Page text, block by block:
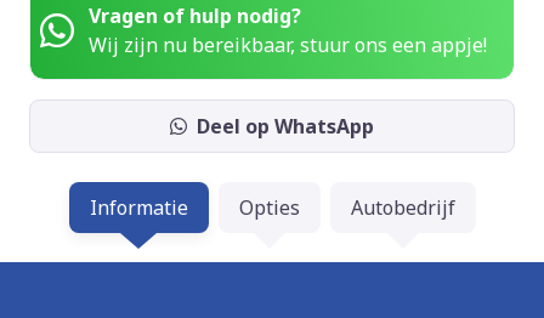
Vragen of hulp nodig?
Wij zijn nu bereikbaar, stuur ons een appje!
Deel op WhatsApp
Informatie Opties Autobedrijf